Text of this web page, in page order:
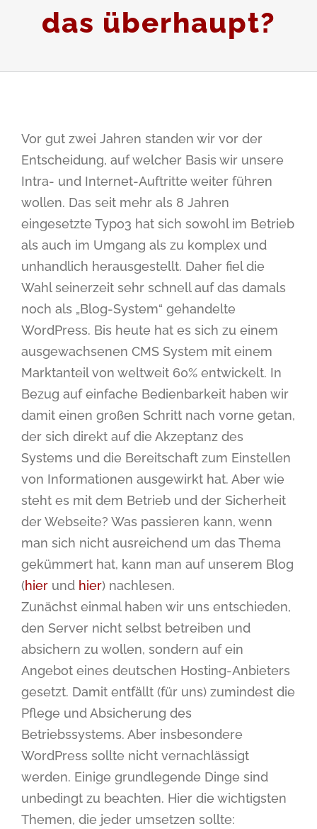
das überhaupt?
Vor gut zwei Jahren standen wir vor der
Entscheidung, auf welcher Basis wir unsere
Intra- und Internet-Auftritte weiter führen
wollen. Das seit mehr als 8 Jahren
eingesetzte Typo3 hat sich sowohl im Betrieb
als auch im Umgang als zu komplex und
unhandlich herausgestellt. Daher fiel die
Wahl seinerzeit sehr schnell auf das damals
noch als „Blog-System“ gehandelte
WordPress. Bis heute hat es sich zu einem
ausgewachsenen CMS System mit einem
Marktanteil von weltweit 60% entwickelt. In
Bezug auf einfache Bedienbarkeit haben wir
damit einen großen Schritt nach vorne getan,
der sich direkt auf die Akzeptanz des
Systems und die Bereitschaft zum Einstellen
von Informationen ausgewirkt hat. Aber wie
steht es mit dem Betrieb und der Sicherheit
der Webseite? Was passieren kann, wenn
man sich nicht ausreichend um das Thema
gekümmert hat, kann man auf unserem Blog
(hier und hier) nachlesen.
Zunächst einmal haben wir uns entschieden,
den Server nicht selbst betreiben und
absichern zu wollen, sondern auf ein
Angebot eines deutschen Hosting-Anbieters
gesetzt. Damit entfällt (für uns) zumindest die
Pflege und Absicherung des
Betriebssystems. Aber insbesondere
WordPress sollte nicht vernachlässigt
werden. Einige grundlegende Dinge sind
unbedingt zu beachten. Hier die wichtigsten
Themen, die jeder umsetzen sollte: